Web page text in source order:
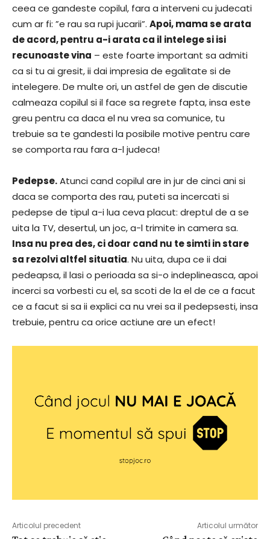
ceea ce gandeste copilul, fara a interveni cu judecati
cum ar fi: ”e rau sa rupi jucarii”. Apoi, mama se arata
de acord, pentru a-i arata ca il intelege si isi
recunoaste vina – este foarte important sa admiti
ca si tu ai gresit, ii dai impresia de egalitate si de
intelegere. De multe ori, un astfel de gen de discutie
calmeaza copilul si il face sa regrete fapta, insa este
greu pentru ca daca el nu vrea sa comunice, tu
trebuie sa te gandesti la posibile motive pentru care
se comporta rau fara a-l judeca!
Pedepse.Atunci cand copilul are in jur de cinci ani si
daca se comporta des rau, puteti sa incercati si
pedepse de tipul a-i lua ceva placut: dreptul de a se
uita la TV, desertul, un joc, a-l trimite in camera sa.
Insa nu prea des, ci doar cand nu te simti in stare
sa rezolvi altfel situatia. Nu uita, dupa ce ii dai
pedeapsa, il lasi o perioada sa si-o indeplineasca, apoi
incerci sa vorbesti cu el, sa scoti de la el de ce a facut
ce a facut si sa ii explici ca nu vrei sa il pedepsesti, insa
trebuie, pentru ca orice actiune are un efect!
Articolul precedent Articolul următor